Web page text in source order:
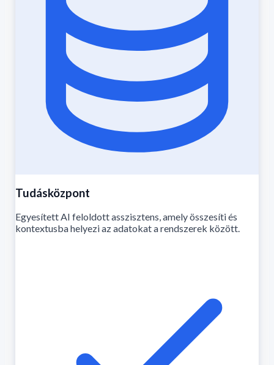
Tudásközpont
Egyesített AI feloldott asszisztens, amely összesíti és
kontextusba helyezi az adatokat a rendszerek között.